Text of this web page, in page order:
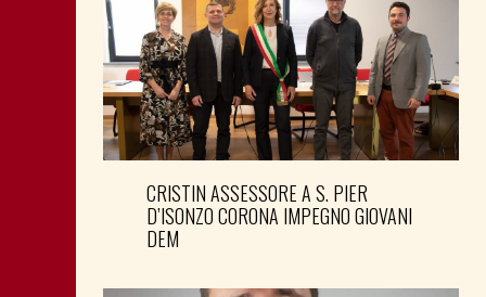
CRISTIN ASSESSORE A S. PIER
D’ISONZO CORONA IMPEGNO GIOVANI
DEM